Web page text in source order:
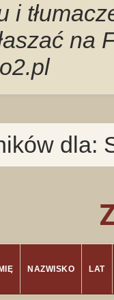
i
na
dla:
IMIĘ NAZWISKO LAT